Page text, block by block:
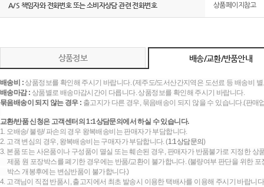
A/S 책임자와 전화번호 또는 소비자상담 관련 전화번호 상품페이지참고
상품정보 배송/교환/반품안내
배송비 :상품정보를 확인해 주시기 바랍니다. (제주도/도서산간지역은 도선료 등 배송비
배송마감 : 상품별로 배송마감시간이 다릅니다. 상품정보를 확인해 주시기 바랍니다.
묶음배송이 되지 않는 경우 : 출고지가 다른 경우, 묶음배송이 되지 않을 수 있습니다.(판
교환/반품 신청은 고객센터의 1:1상담문의에서 하실 수 있습니다.
1. 오배송/ 불량/ 파손의 경우 왕복배송비는 판매자가 부담합니다.
2. 고객 변심의 경우, 왕복배송비는 구매자가 부담합니다. (1:1상담문의)
3. 본품 또는 사은품이나 구성품이 멸실 또는 훼손된 경우, 판매자가 반품불가로 지정한 상
제품 원 포장박스를 폐기한 경우에는 반품/교환이 불가합니다. (불량여부 판단을 위한
박스 개봉후에는 변심반품이 불가합니다.)
4. 고객님이 직접 반품시, 출고지에서 최초 발송시 이용한 택배사를 이용해 주시기 바랍니